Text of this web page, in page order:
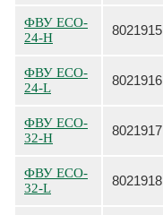
ФВУ ECO-
24-H
8021915
ФВУ ECO-
24-L
8021916
ФВУ ECO-
32-H
8021917
ФВУ ECO-
32-L
8021918